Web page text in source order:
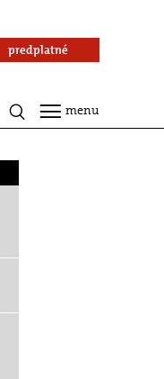
predplatné
menu